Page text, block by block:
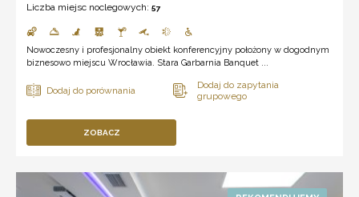
Liczba miejsc noclegowych: 57
Nowoczesny i profesjonalny obiekt konferencyjny położony w dogodnym
biznesowo miejscu Wrocławia. Stara Garbarnia Banquet ...
ZOBACZ